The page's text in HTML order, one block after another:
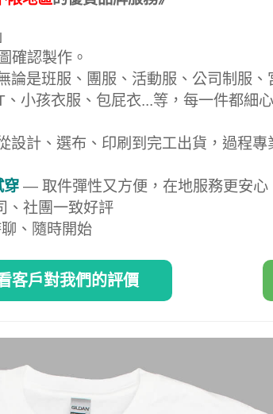
確認製作。
論是班服、團服、活動服、公司制服、
小孩衣服、包屁衣...等，每一件都細
設計、選布、印刷到完工出貨，過程專
穿 — 取件彈性又方便，在地服務更安心
社團一致好評
、隨時開始
客戶對我們的評價